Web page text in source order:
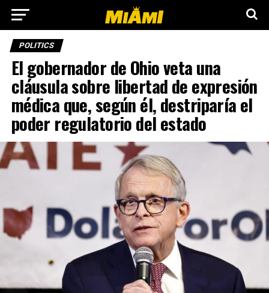
POLITICS
El gobernador de Ohio veta una
cláusula sobre libertad de expresión
médica que, según él, destriparía el
poder regulatorio del estado